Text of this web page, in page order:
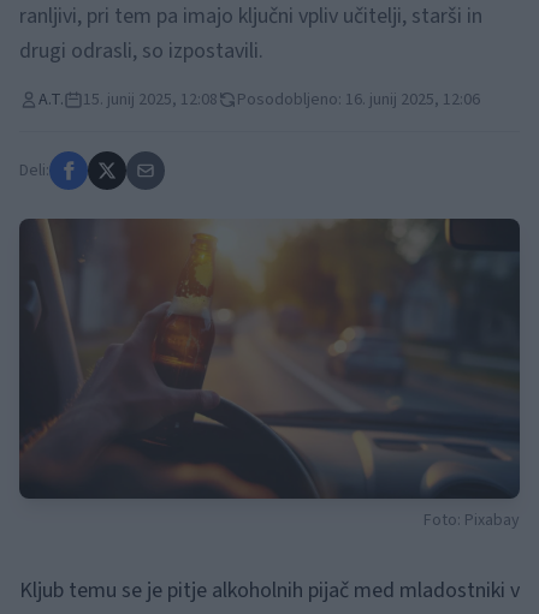
ranljivi, pri tem pa imajo ključni vpliv učitelji, starši in
drugi odrasli, so izpostavili.
A.T. 15. junij 2025, 12:08 Posodobljeno: 16. junij 2025, 12:06
Deli:
Foto: Pixabay
Kljub temu se je pitje alkoholnih pijač med mladostniki v